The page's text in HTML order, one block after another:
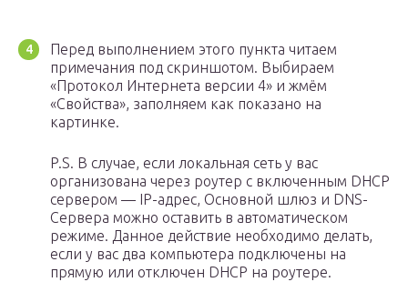
Перед выполнением этого пункта читаем
примечания под скриншотом. Выбираем
«Протокол Интернета версии 4» и жмём
«Свойства», заполняем как показано на
картинке.
P.S. В случае, если локальная сеть у вас
организована через роутер с включенным DHCP
сервером — IP-адрес, Основной шлюз и DNS-
Сервера можно оставить в автоматическом
режиме. Данное действие необходимо делать,
если у вас два компьютера подключены на
прямую или отключен DHCP на роутере.